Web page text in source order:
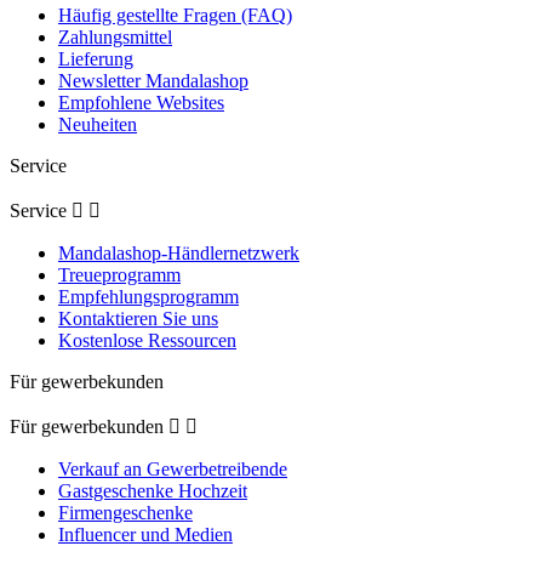
Häufig gestellte Fragen (FAQ)
Zahlungsmittel
Lieferung
Newsletter Mandalashop
Empfohlene Websites
Neuheiten
Service
Service  
Mandalashop-Händlernetzwerk
Treueprogramm
Empfehlungsprogramm
Kontaktieren Sie uns
Kostenlose Ressourcen
Für gewerbekunden
Für gewerbekunden  
Verkauf an Gewerbetreibende
Gastgeschenke Hochzeit
Firmengeschenke
Influencer und Medien